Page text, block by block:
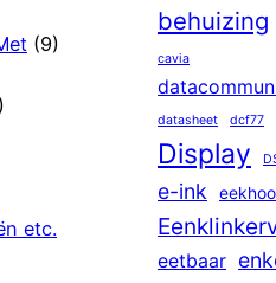
(9)
etc.
behuizing
cavia
datasheet dcf77
Display
e-ink
eetbaar